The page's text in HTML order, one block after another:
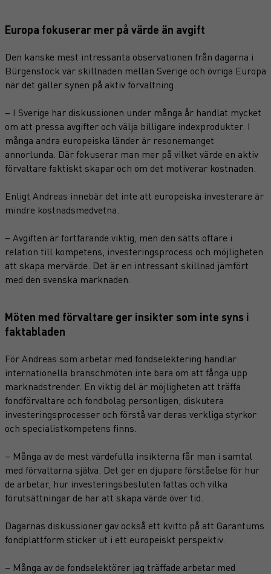
Europa fokuserar mer på värde än avgift
Den kanske mest intressanta observationen från dagarna i
Bürgenstock var skillnaden mellan Sverige och övriga Europa
när det gäller synen på aktiv förvaltning.
– I Sverige har diskussionen under många år handlat mycket
om att pressa avgifter och välja billigare indexprodukter. I
många andra europeiska länder är resonemanget
annorlunda. Där fokuserar man mer på vilket värde en aktiv
förvaltare faktiskt skapar och om det motiverar kostnaden.
Enligt Andreas innebär det inte att europeiska investerare är
mindre kostnadsmedvetna.
– Avgiften är fortfarande viktig, men den sätts oftare i
relation till kompetens, investeringsprocess och möjligheten
att skapa mervärde. Det är en intressant skillnad jämfört
med den svenska marknaden.
Möten med förvaltare ger insikter som inte syns i
faktabladen
För Andreas som arbetar med fondselektering handlar
internationella branschmöten inte bara om att fånga upp
marknadstrender. En viktig del är möjligheten att träffa
fondförvaltare och fondbolag personligen, diskutera
investeringsprocesser och förstå var deras verkliga styrkor
och specialistkompetens finns.
– Många av de mest värdefulla insikterna får man i samtal
med förvaltarna själva. Det ger en djupare förståelse för hur
de arbetar, hur investeringsbesluten fattas och vilka
förutsättningar de har att skapa värde över tid.
Dagarnas diskussioner gav också ett kvitto på att Garantums
fondplattform sticker ut i ett europeiskt perspektiv.
– Många av de fondselektörer jag träffade arbetar med